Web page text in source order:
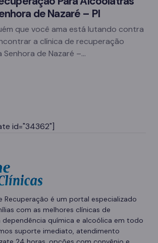
de Nazaré – PI
que você ama está lutando contra
a clínica de recuperação
Senhora de Nazaré –…
id="34362"]
Recuperação é um portal especializado
com as melhores clínicas de
química e alcoólica em todo
suporte imediato, atendimento